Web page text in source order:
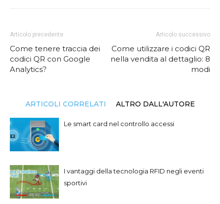
Articolo precedente
Come tenere traccia dei
codici QR con Google
Analytics?
Articolo successivo
Come utilizzare i codici QR
nella vendita al dettaglio: 8
modi
ARTICOLI CORRELATI ALTRO DALL'AUTORE
Le smart card nel controllo accessi
I vantaggi della tecnologia RFID negli eventi
sportivi